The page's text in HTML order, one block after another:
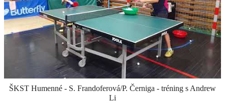
ŠKST Humenné - S. Frandoferová/P. Černiga - tréning s Andrew
Li